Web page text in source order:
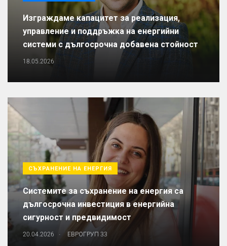
Изграждаме капацитет за реализация,
управление и поддръжка на енергийни
системи с дългосрочна добавена стойност
18.05.2026
СЪХРАНЕНИЕ НА ЕНЕРГИЯ
Системите за съхранение на енергия са
дългосрочна инвестиция в енергийна
сигурност и предвидимост
20.04.2026 . ЕВРОГРУП 33